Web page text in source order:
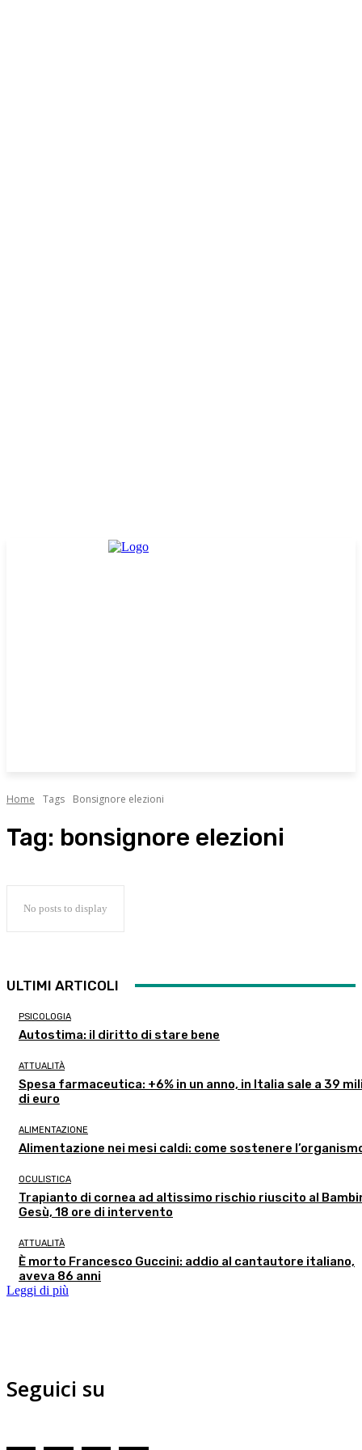
Home Tags Bonsignore elezioni
Tag: bonsignore elezioni
No posts to display
ULTIMI ARTICOLI
PSICOLOGIA
Autostima: il diritto di stare bene
ATTUALITÀ
Spesa farmaceutica: +6% in un anno, in Italia sale a 39
di euro
ALIMENTAZIONE
Alimentazione nei mesi caldi: come sostenere
OCULISTICA
Trapianto di cornea ad altissimo rischio riuscito al
Gesù, 18 ore di intervento
ATTUALITÀ
È morto Francesco Guccini: addio al cantautore italiano,
aveva 86 anni
Leggi di più
Seguici su